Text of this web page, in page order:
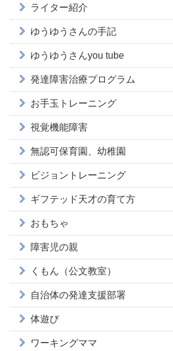
ライター紹介
ゆうゆうさんの手記
ゆうゆうさんyou tube
発達障害治療プログラム
お手玉トレーニング
視覚機能障害
無認可保育園、幼稚園
ビジョントレーニング
ギフテッド天才の育て方
おもちゃ
障害児の親
くもん（公文教室）
自治体の発達支援部署
体遊び
ワーキングママ